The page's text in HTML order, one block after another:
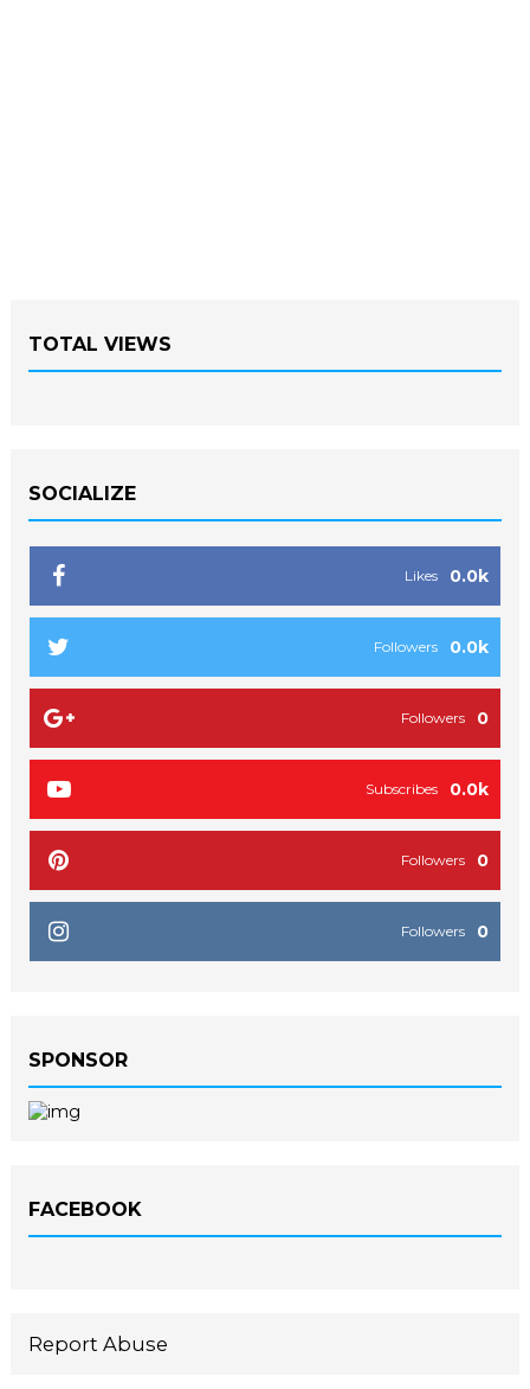
TOTAL VIEWS
SOCIALIZE
0.0k
Likes
0.0k
Followers
0
Followers
0.0k
Subscribes
0
Followers
0
Followers
SPONSOR
FACEBOOK
Report Abuse